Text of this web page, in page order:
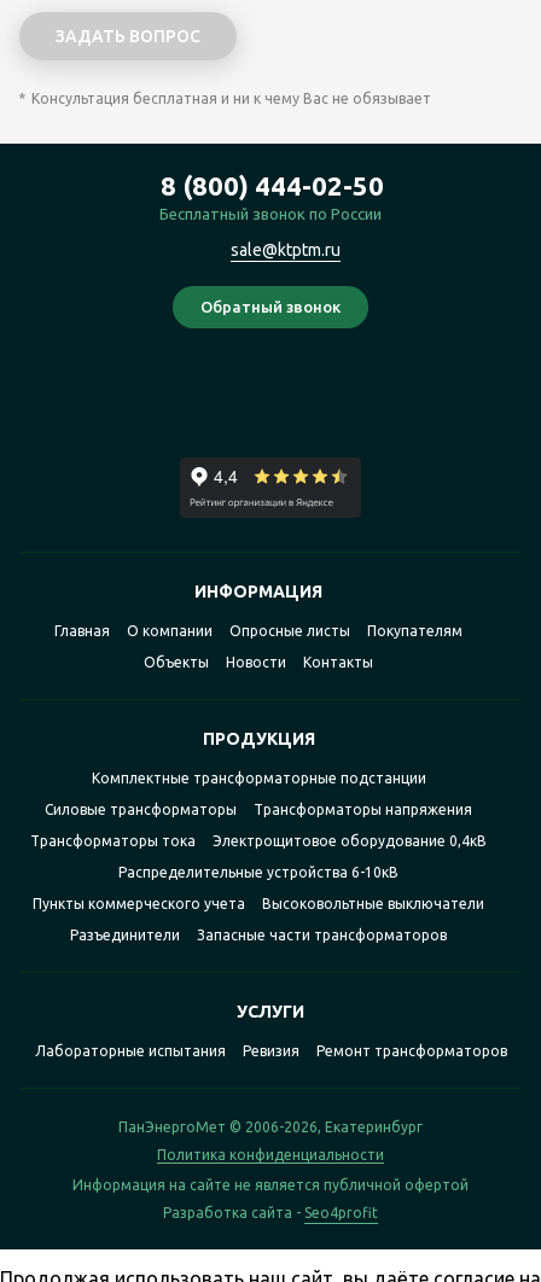
Консультация бесплатная и ни к чему Вас не обязывает
8 (800) 444-02-50
Бесплатный звонок по России
sale@ktptm.ru
ИНФОРМАЦИЯ
Главная О компании Опросные листы
Покупателям
Объекты
Новости Контакты
ПРОДУКЦИЯ
Комплектные трансформаторные подстанции
Силовые трансформаторы
Трансформаторы напряжения
Трансформаторы тока
Электрощитовое оборудование 0,4кВ
Распределительные устройства 6-10кВ
Пункты коммерческого учета
Высоковольтные выключатели
Разъединители
Запасные части трансформаторов
УСЛУГИ
Лабораторные испытания Ревизия Ремонт трансформаторов
ПанЭнергоМет © 2006-2026, Екатеринбург
Политика конфиденциальности
Информация на сайте не является публичной офертой
Разработка сайта - Seo4profit